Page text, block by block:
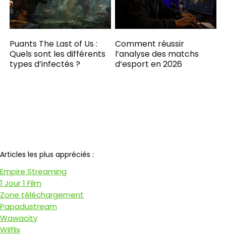
Puants The Last of Us :
Quels sont les différents
types d’infectés ?
Comment réussir
l’analyse des matchs
d’esport en 2026
Articles les plus appréciés :
Empire Streaming
1 Jour 1 Film
Zone téléchargement
Papadustream
Wawacity
Wilflix